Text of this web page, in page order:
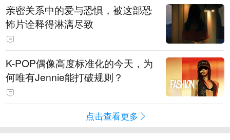
亲密关系中的爱与恐惧，被这部恐
怖片诠释得淋漓尽致
K-POP偶像高度标准化的今天，为
何唯有Jennie能打破规则？
点击查看更多